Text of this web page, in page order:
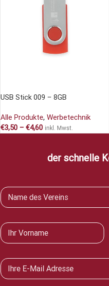
USB Stick 009 – 8GB
Alle Produkte, Werbetechnik
€3,50 – €4,60 inkl. Mwst.
der schnelle
V
e
i
n
N
a
m
*
E
-
M